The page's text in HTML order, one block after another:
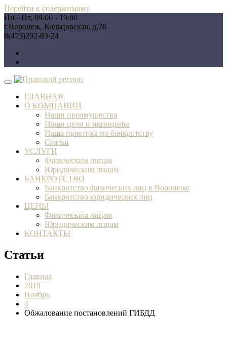
Перейти к содержимому
Пн - Пт, 09.00 - 19.00
г.Воронеж, Кольцовская, д.76
8(473)292-83-24
ГЛАВНАЯ
О КОМПАНИИ
Наши преимущества
Наши цели и принципы
Наша практика по банкротству
Статьи
УСЛУГИ
Физическим лицам
Юридическим лицам
БАНКРОТСТВО
Банкротство физических лиц в Воронеже
Банкротство юридических лиц
ЦЕНЫ
Физическим лицам
Юридическим лицам
КОНТАКТЫ
Статьи
Главная
2019
Ноябрь
4
Обжалование постановлений ГИБДД